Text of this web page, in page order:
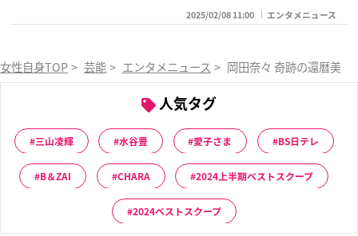
2025/02/08 11:00 エンタメニュース
女性自身TOP > 芸能 > エンタメニュース > 岡田奈々 奇跡の還暦美
人気タグ
三山凌輝 水谷豊 愛子さま BS日テレ
B＆ZAI CHARA 2024上半期ベストスクープ
2024ベストスクープ